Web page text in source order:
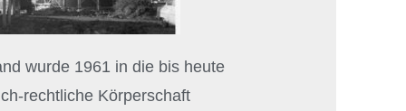
wurde 1961 in die bis heute
rechtliche Körperschaft